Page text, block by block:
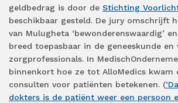
geldbedrag is door de Stichting
beschikbaar gesteld. De jury omschrijft
van Mulugheta ‘bewonderenswaardig’
breed toepasbaar in de geneeskunde en
zorgprofessionals. In
binnenkort hoe ze tot AlloMedics kwam
consulten voor patiënten betekenen. (
dokters is de patiënt weer een persoon